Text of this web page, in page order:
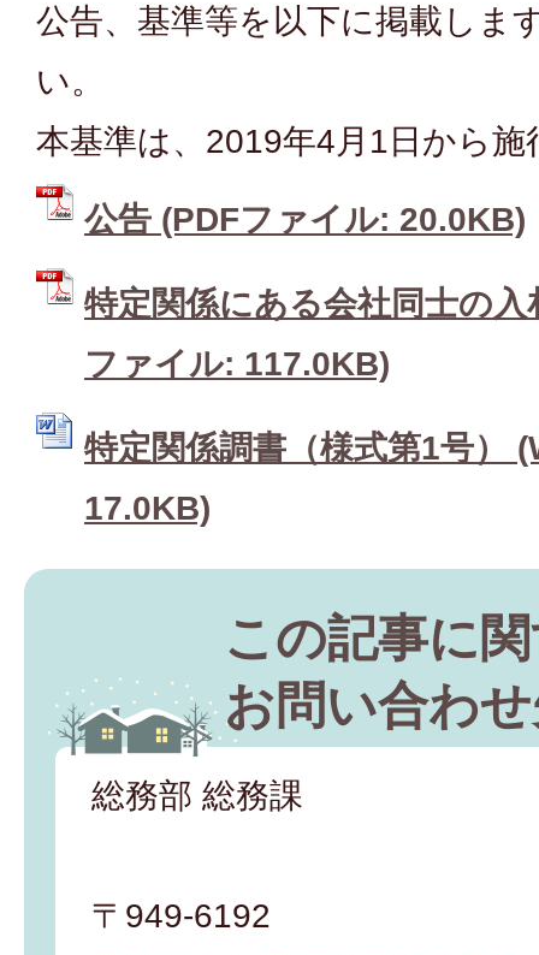
公告、基準等を以下に掲載しま
い。
本基準は、2019年4月1日から施
公告 (PDFファイル: 20.0KB)
特定関係にある会社同士の
ファイル: 117.0KB)
特定関係調書（様式第1号）
17.0KB)
この記事に
お問い合わ
総務部 総務課
〒949-6192